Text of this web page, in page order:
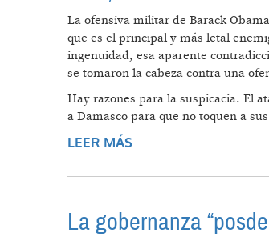
La ofensiva militar de Barack
que es el principal y más letal
ingenuidad, esa aparente
se tomaron la cabeza contra una
Hay razones para la suspicacia. El
a Damasco para que no toquen a
LEER MÁS
La gobernanza